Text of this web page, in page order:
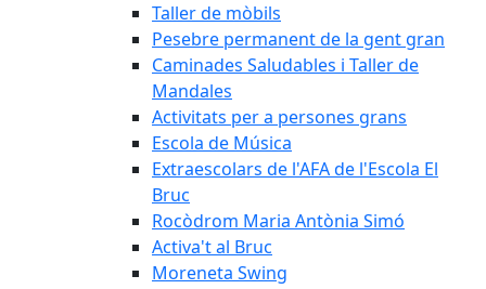
Taller de mòbils
Pesebre permanent de la gent gran
Caminades Saludables i Taller de
Mandales
Activitats per a persones grans
Escola de Música
Extraescolars de l'AFA de l'Escola El
Bruc
Rocòdrom Maria Antònia Simó
Activa't al Bruc
Moreneta Swing